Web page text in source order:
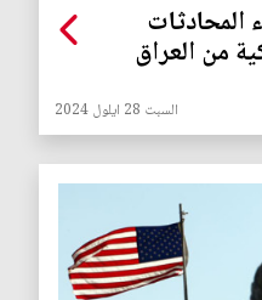
المحادثات
من العراق
السبت 28 ايلول 2024